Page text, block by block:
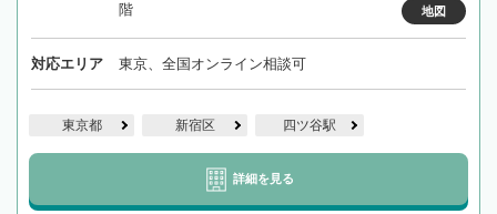
階
地図
対応エリア 東京、全国オンライン相談可
東京都 新宿区 四ツ谷駅
詳細を見る